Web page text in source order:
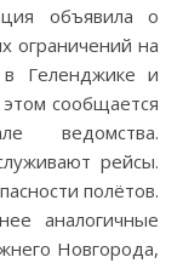
объявила о
ограничений на
Геленджике и
сообщается
ведомства.
рейсы.
полётов.
аналогичные
Новгорода,